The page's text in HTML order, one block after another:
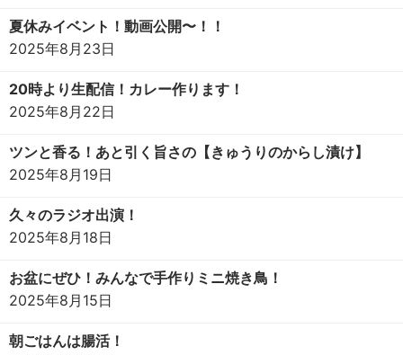
夏休みイベント！動画公開〜！！
2025年8月23日
20時より生配信！カレー作ります！
2025年8月22日
ツンと香る！あと引く旨さの【きゅうりのからし漬け】
2025年8月19日
久々のラジオ出演！
2025年8月18日
お盆にぜひ！みんなで手作りミニ焼き鳥！
2025年8月15日
朝ごはんは腸活！